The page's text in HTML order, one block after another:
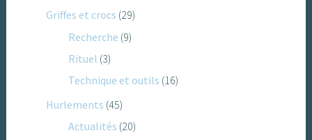
Griffes et crocs (29)
Recherche (9)
Rituel (3)
Technique et outils (16)
Hurlements (45)
Actualités (20)